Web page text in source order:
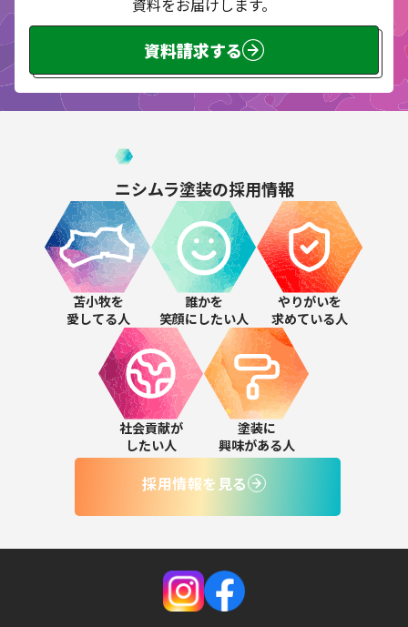
資料をお届けします。
資料請求する
ニシムラ塗装の採用情報
苫小牧を
愛してる人
誰かを
笑顔にしたい人
やりがいを
求めている人
社会貢献が
したい人
塗装に
興味がある人
採用情報を見る